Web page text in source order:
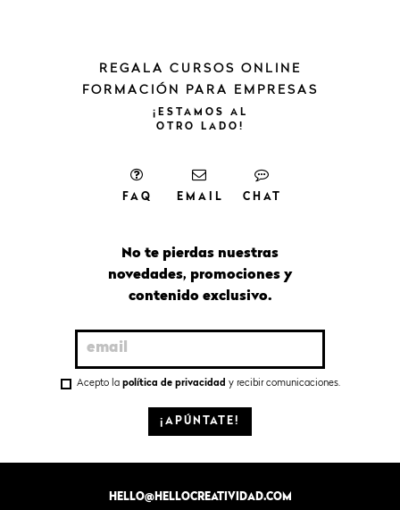
REGALA CURSOS ONLINE
FORMACIÓN PARA EMPRESAS
No te pierdas nuestras
novedades, promociones y
contenido exclusivo.
Acepto la política de privacidad y recibir comunicaciones.
¡APÚNTATE!
¡ESTAMOS
AL
OTRO
LADO!
FAQ EMAIL CHAT
HELLO@HELLOCREATIVIDAD.COM